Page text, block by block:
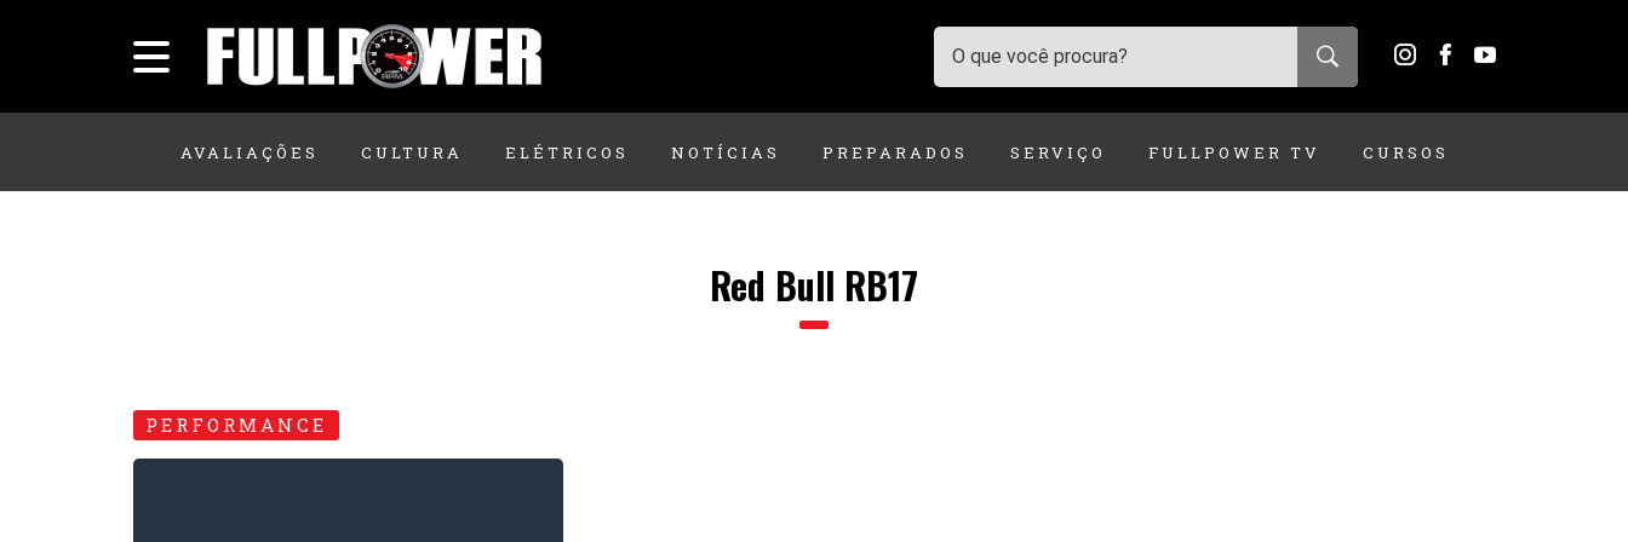
AVALIAÇÕES CULTURA ELÉTRICOS NOTÍCIAS PREPARADOS SERVIÇO FULLPOWER TV CURSOS
Red Bull RB17
PERFORMANCE